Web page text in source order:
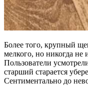
Более того, крупный
мелкого, но никогда не
Пользователи
старший старается
Сентиментально до